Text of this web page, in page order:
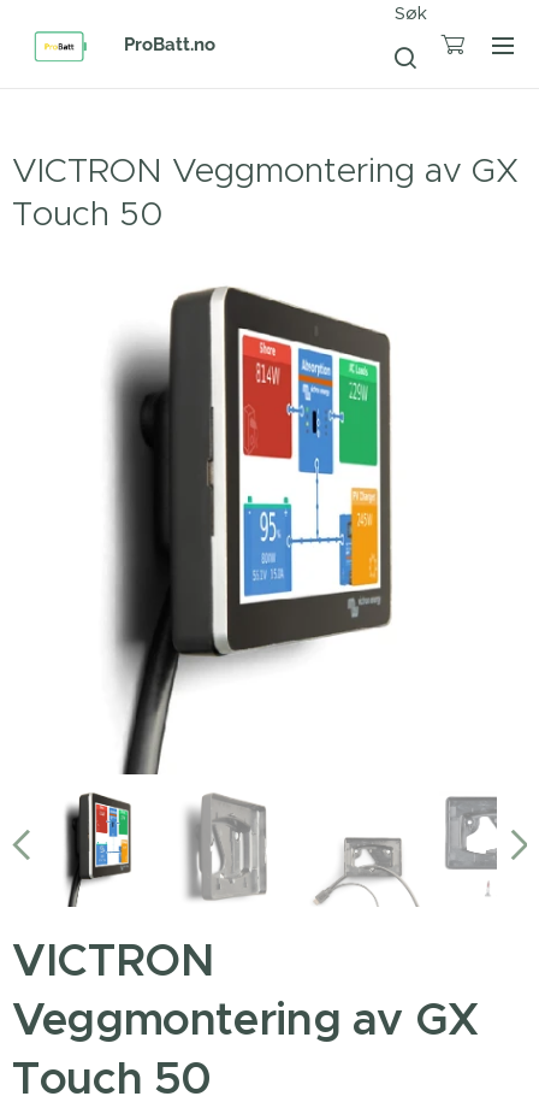
ProBatt.no
Søk
VICTRON Veggmontering av GX
Touch 50
VICTRON
Veggmontering av GX
Touch 50